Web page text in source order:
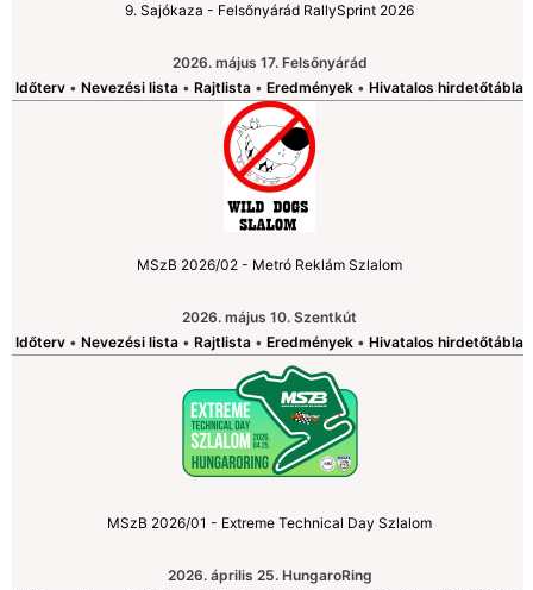
9. Sajókaza - Felsőnyárád RallySprint 2026
2026. május 17. Felsőnyárád
Időterv • Nevezési lista • Rajtlista • Eredmények • Hivatalos hirdetőtábla
MSzB 2026/02 - Metró Reklám Szlalom
2026. május 10. Szentkút
Időterv • Nevezési lista • Rajtlista • Eredmények • Hivatalos hirdetőtábla
MSzB 2026/01 - Extreme Technical Day Szlalom
2026. április 25. HungaroRing